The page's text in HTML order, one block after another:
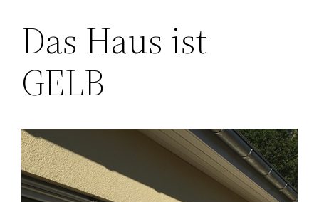
Das Haus ist
GELB